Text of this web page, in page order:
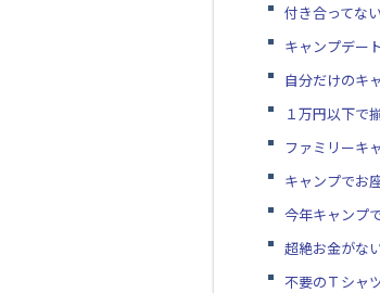
付き合ってな
キャンプデー
自分だけのキ
１万円以下で
ファミリーキ
キャンプでお
今年キャンプ
超絶お金がな
不要のＴシャ